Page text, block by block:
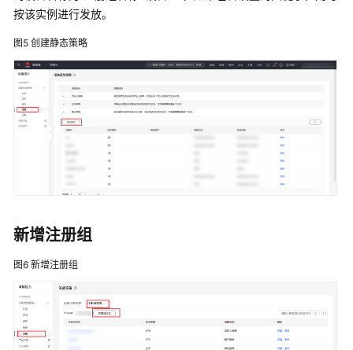
按该实例进行发放。
图5 创建静态策略
新增注册组
图6 新增注册组